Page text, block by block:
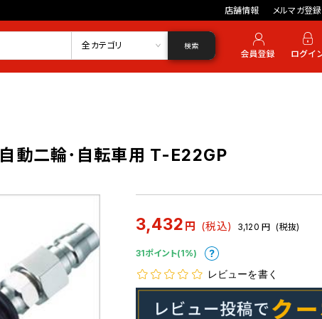
店舗情報 メルマガ登録
入り
全カテゴリ 検索
動二輪･自転車用 T-E22GP
3,432 円 (税込) 3,120 円 (税抜)
31ポイント(1%)
レビューを書く